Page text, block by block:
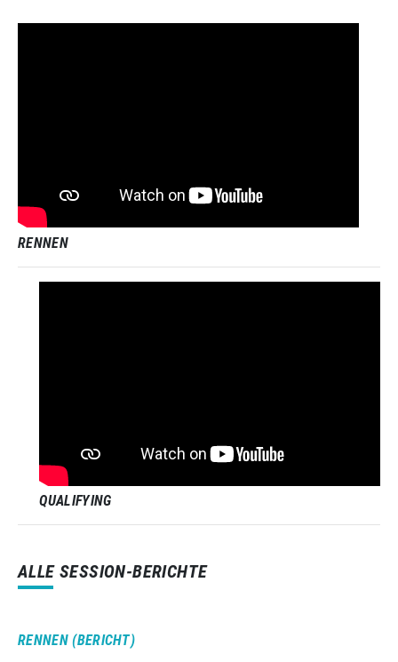
RENNEN
QUALIFYING
ALLE SESSION-BERICHTE
RENNEN (BERICHT)